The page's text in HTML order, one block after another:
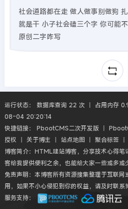
社会道路都在走 做人做事别做狗
就是干 小子社会磕三个字 你可能
原创二字咋写
新人福利
运行状态： 数据库查询 22 次 丨 占用内存
08-04 20:20:14
快捷链接： PbootCMS二次开发版丨
授权 丨 关于博主 丨 站点地图丨 聚合标签丨
博客简介：HTML建站博客，分享技术心得笔
客给我提供便利之余，也能给大家一些或多或
免责声明：本博客所有资源搜集整理于互联
用，如果不小心侵犯到你的权益，请及时联系
服务支持：